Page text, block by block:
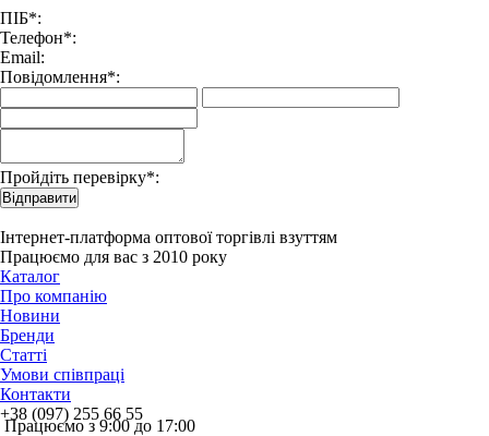
ПІБ*:
Телефон*:
Email:
Повідомлення*:
Пройдіть перевірку*:
Відправити
Інтернет-платформа оптової торгівлі взуттям
Працюємо для вас з 2010 року
Каталог
Про компанію
Новини
Бренди
Статті
Умови співпраці
Контакти
+38 (097) 255 66 55
Працюємо з 9:00 до 17:00